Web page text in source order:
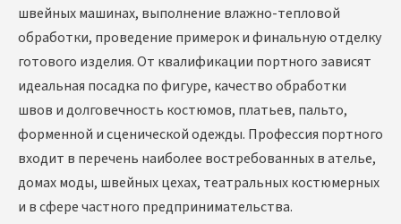
швейных машинах, выполнение влажно-тепловой
обработки, проведение примерок и финальную отделку
готового изделия. От квалификации портного зависят
идеальная посадка по фигуре, качество обработки
швов и долговечность костюмов, платьев, пальто,
форменной и сценической одежды. Профессия портного
входит в перечень наиболее востребованных в ателье,
домах моды, швейных цехах, театральных костюмерных
и в сфере частного предпринимательства.